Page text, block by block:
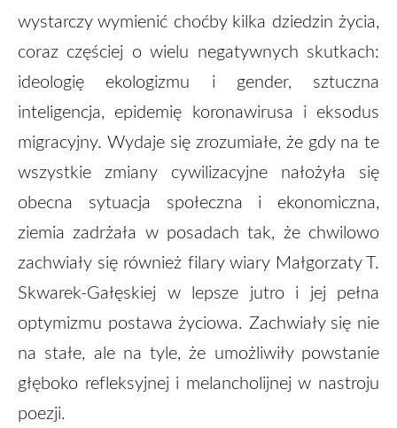
wystarczy wymienić choćby kilka dziedzin życia,
coraz częściej o wielu negatywnych skutkach:
ideologię ekologizmu i gender, sztuczna
inteligencja, epidemię koronawirusa i eksodus
migracyjny. Wydaje się zrozumiałe, że gdy na te
wszystkie zmiany cywilizacyjne nałożyła się
obecna sytuacja społeczna i ekonomiczna,
ziemia zadrżała w posadach tak, że chwilowo
zachwiały się również filary wiary Małgorzaty T.
Skwarek-Gałęskiej w lepsze jutro i jej pełna
optymizmu postawa życiowa. Zachwiały się nie
na stałe, ale na tyle, że umożliwiły powstanie
głęboko refleksyjnej i melancholijnej w nastroju
poezji.